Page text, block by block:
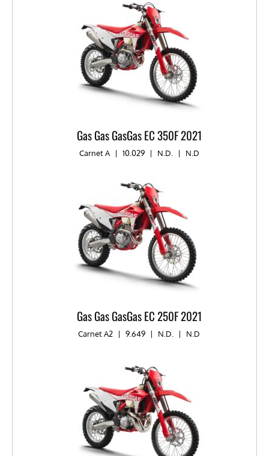
Gas Gas GasGas EC 350F 2021
Carnet A | 10.029 | N.D. | N.D
Gas Gas GasGas EC 250F 2021
Carnet A2 | 9.649 | N.D. | N.D